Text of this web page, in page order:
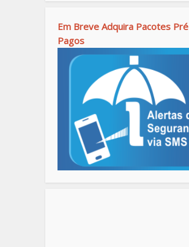
Em Breve Adquira Pacotes Pré
Pagos